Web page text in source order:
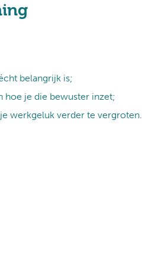
belangrijk is;
hoe je die bewuster inzet;
werkgeluk verder te vergroten.